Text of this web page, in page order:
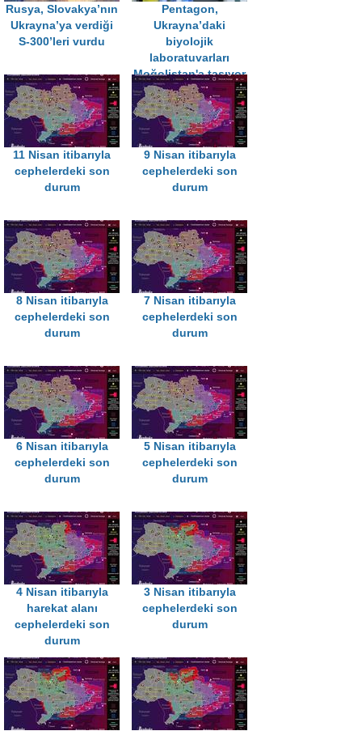
Rusya, Slovakya’nın
Ukrayna’ya verdiği
S-300’leri vurdu
Pentagon,
Ukrayna’daki
biyolojik
laboratuvarları
Moğolistan'a taşıyor
11 Nisan itibarıyla
cephelerdeki son
durum
9 Nisan itibarıyla
cephelerdeki son
durum
8 Nisan itibarıyla
cephelerdeki son
durum
7 Nisan itibarıyla
cephelerdeki son
durum
6 Nisan itibarıyla
cephelerdeki son
durum
5 Nisan itibarıyla
cephelerdeki son
durum
4 Nisan itibarıyla
harekat alanı
cephelerdeki son
durum
3 Nisan itibarıyla
cephelerdeki son
durum